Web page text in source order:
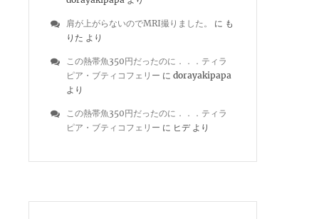
肩が上がらないのでMRI撮りました。 に も
りた より
この熱帯魚350円だったのに．．．ティラ
ピア・ブティコフェリー に dorayakipapa
より
この熱帯魚350円だったのに．．．ティラ
ピア・ブティコフェリー に ヒデより